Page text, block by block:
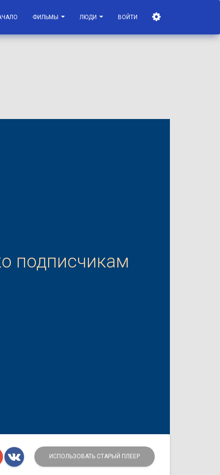
ФИЛЬМЫ ЛЮДИ ВОЙТИ
подписчикам
ИСПОЛЬЗОВАТЬ СТАРЫЙ ПЛЕЕР